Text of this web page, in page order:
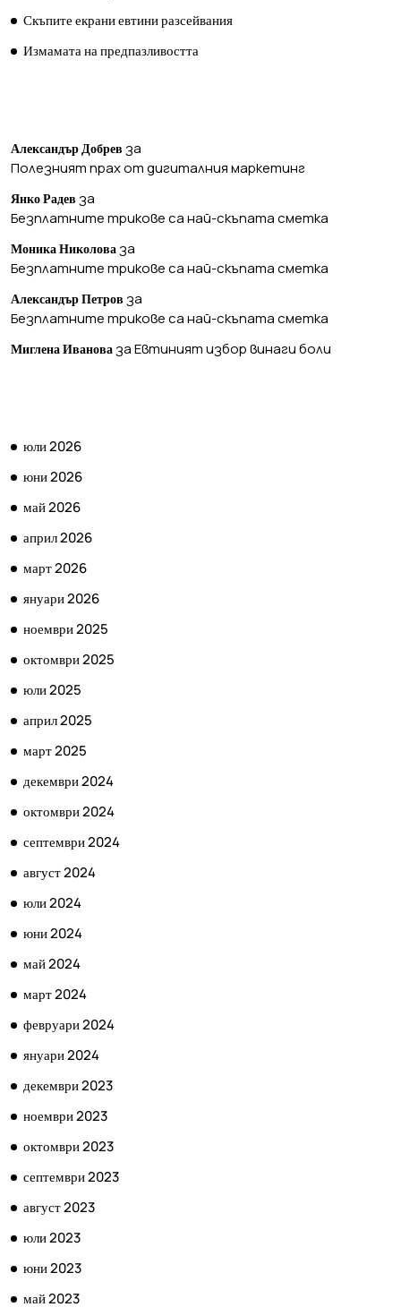
Скъпите екрани евтини разсейвания
Измамата на предпазливостта
Александър Добрев за
Полезният прах от дигиталния маркетинг
Янко Радев за
Безплатните трикове са най-скъпата сметка
Моника Николова за
Безплатните трикове са най-скъпата сметка
Александър Петров за
Безплатните трикове са най-скъпата сметка
Миглена Иванова заЕвтиният избор винаги боли
юли 2026
юни 2026
май 2026
април 2026
март 2026
януари 2026
ноември 2025
октомври 2025
юли 2025
април 2025
март 2025
декември 2024
октомври 2024
септември 2024
август 2024
юли 2024
юни 2024
май 2024
март 2024
февруари 2024
януари 2024
декември 2023
ноември 2023
октомври 2023
септември 2023
август 2023
юли 2023
юни 2023
май 2023